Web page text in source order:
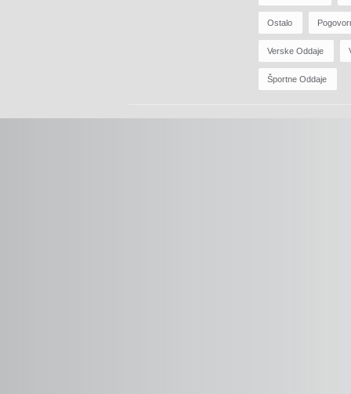
Ostalo
Verske Oddaje
Športne Oddaje